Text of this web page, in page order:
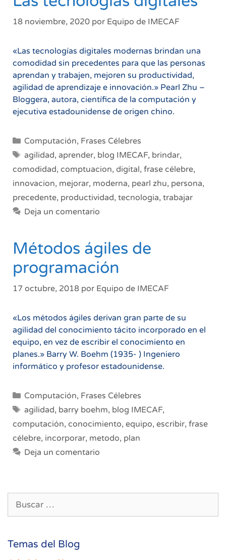
18 noviembre, 2020 por Equipo de IMECAF
«Las tecnologías digitales modernas brindan una
comodidad sin precedentes para que las personas
aprendan y trabajen, mejoren su productividad,
agilidad de aprendizaje e innovación.» Pearl Zhu –
Bloggera, autora, científica de la computación y
ejecutiva estadounidense de origen chino.
Categorías
Computación, Frases Célebres
Etiquetas
agilidad, aprender, blog IMECAF, brindar,
comodidad, comptuacion, digital, frase célebre,
innovacion, mejorar, moderna, pearl zhu, persona,
precedente, productividad, tecnologia, trabajar
Deja un comentario
Métodos ágiles de
programación
17 octubre, 2018 por Equipo de IMECAF
«Los métodos ágiles derivan gran parte de su
agilidad del conocimiento tácito incorporado en el
equipo, en vez de escribir el conocimiento en
planes.» Barry W. Boehm (1935- ) Ingeniero
informático y profesor estadounidense.
Categorías
Computación, Frases Célebres
Etiquetas
agilidad, barry boehm, blog IMECAF,
computación, conocimiento, equipo, escribir, frase
célebre, incorporar, metodo, plan
Deja un comentario
Temas del Blog